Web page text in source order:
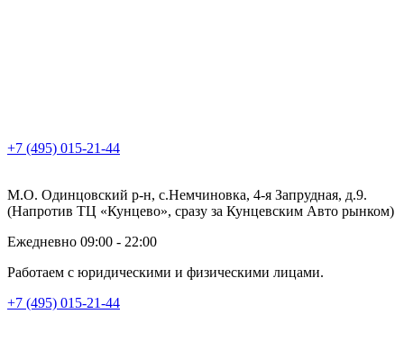
+7 (495) 015-21-44
М.О. Одинцовский р-н, с.Немчиновка, 4-я Запрудная, д.9.
(Напротив ТЦ «Кунцево», сразу за Кунцевским Авто рынком)
Ежедневно 09:00 - 22:00
Работаем с юридическими и физическими лицами.
+7 (495) 015-21-44